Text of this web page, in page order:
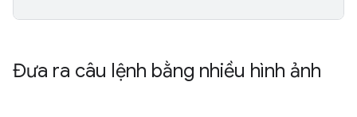
Đưa ra câu lệnh bằng nhiều hình ảnh